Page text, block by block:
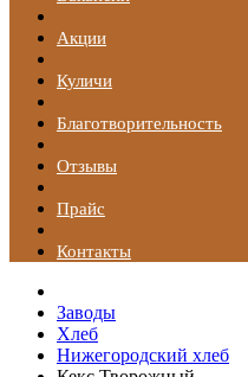
Акции
Куличи
Благотворительность
Отзывы
Прайс
Контакты
Заводы
Хлеб
Нижегородский хлеб